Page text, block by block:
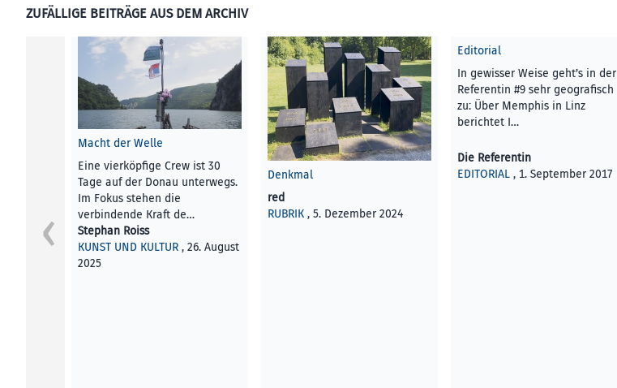
ZUFÄLLIGE BEITRÄGE AUS DEM ARCHIV
Macht der Welle
Eine vierköpfige Crew ist 30
Tage auf der Donau unterwegs.
Im Fokus stehen die
verbindende Kraft de…
Stephan Roiss
KUNST UND KULTUR , 26. August
2025
Denkmal
red
RUBRIK , 5. Dezember 2024
Editorial
In gewisser Weise geht’s in der
Referentin #9 sehr geografisch
zu: Über Memphis in Linz
berichtet I…
Die Referentin
EDITORIAL , 1. September 2017